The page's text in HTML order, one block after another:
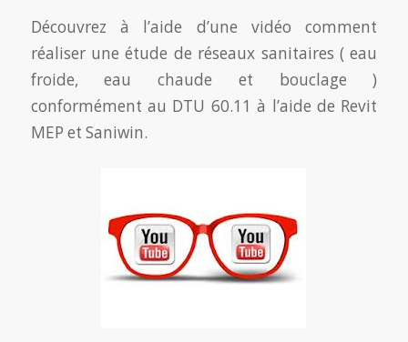
Découvrez à l’aide d’une vidéo comment
réaliser une étude de réseaux sanitaires ( eau
froide, eau chaude et bouclage )
conformément au DTU 60.11 à l’aide de Revit
MEP et Saniwin.